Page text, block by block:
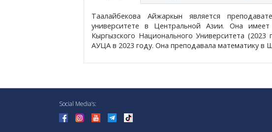
Таалайбекова Айжаркын является
университете в Центральной Азии. Она
Кыргызского Национального Университета (2023
АУЦА в 2023 году. Она преподавала математику в
Social Media’s: